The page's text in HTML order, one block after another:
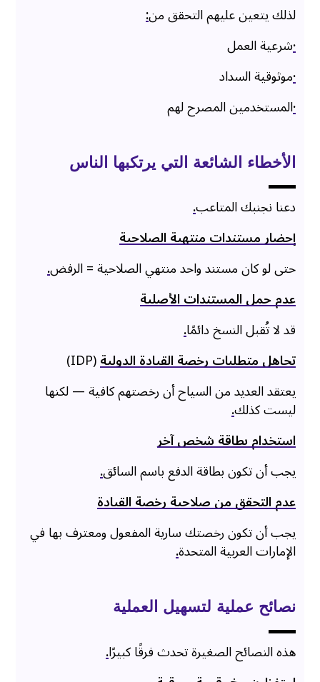
لذلك يتعين عليهم التحقق من:
·شرعية العمل
·موثوقية السداد
·المستخدمين المصرح لهم
الأخطاء الشائعة التي يرتكبها الناس
دعنا نجنبك المتاعب.
إحضار مستندات منتهية الصلاحية
حتى لو كان مستند واحد منتهي الصلاحية = الرفض.
عدم حمل المستندات الأصلية
قد لا تُقبل النسخ دائمًا.
تجاهل متطلبات رخصة القيادة الدولية(IDP)
يعتقد العديد من السياح أن رخصتهم كافية — لكنها
ليست كذلك.
استخدام بطاقة شخص آخر
يجب أن تكون بطاقة الدفع باسم السائق.
عدم التحقق من صلاحية رخصة القيادة
يجب أن تكون رخصتك سارية المفعول ومعترف بها في
الإمارات العربية المتحدة.
نصائح عملية لتسهيل العملية
هذه النصائح الصغيرة تحدث فرقًا كبيرًا.